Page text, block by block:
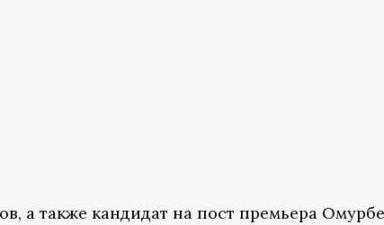
а также кандидат на пост премьера